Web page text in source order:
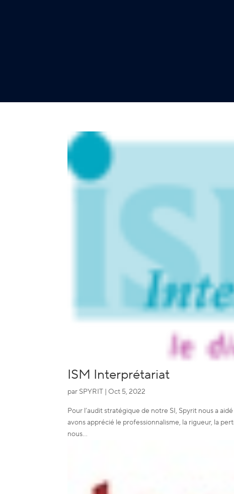
ISM Interprétariat
par SPYRIT | Oct 5, 2022
Pour l’audit stratégique de notre SI, Spyrit nous a
avons apprécié le professionnalisme, la rigueur, la
nous...